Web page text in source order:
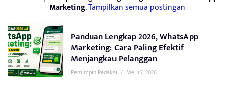
Marketing.Tampilkan semua postingan
Panduan Lengkap 2026, WhatsApp
Marketing: Cara Paling Efektif
Menjangkau Pelanggan
Pemimpin Redaksi / Mei 15, 2026